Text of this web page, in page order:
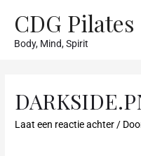
CDG Pilates
Body, Mind, Spirit
Laat een reactie achter/